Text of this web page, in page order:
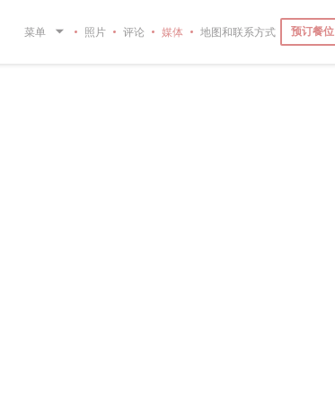
菜单 照片 评论 媒体 地图和联系方式 预订餐位